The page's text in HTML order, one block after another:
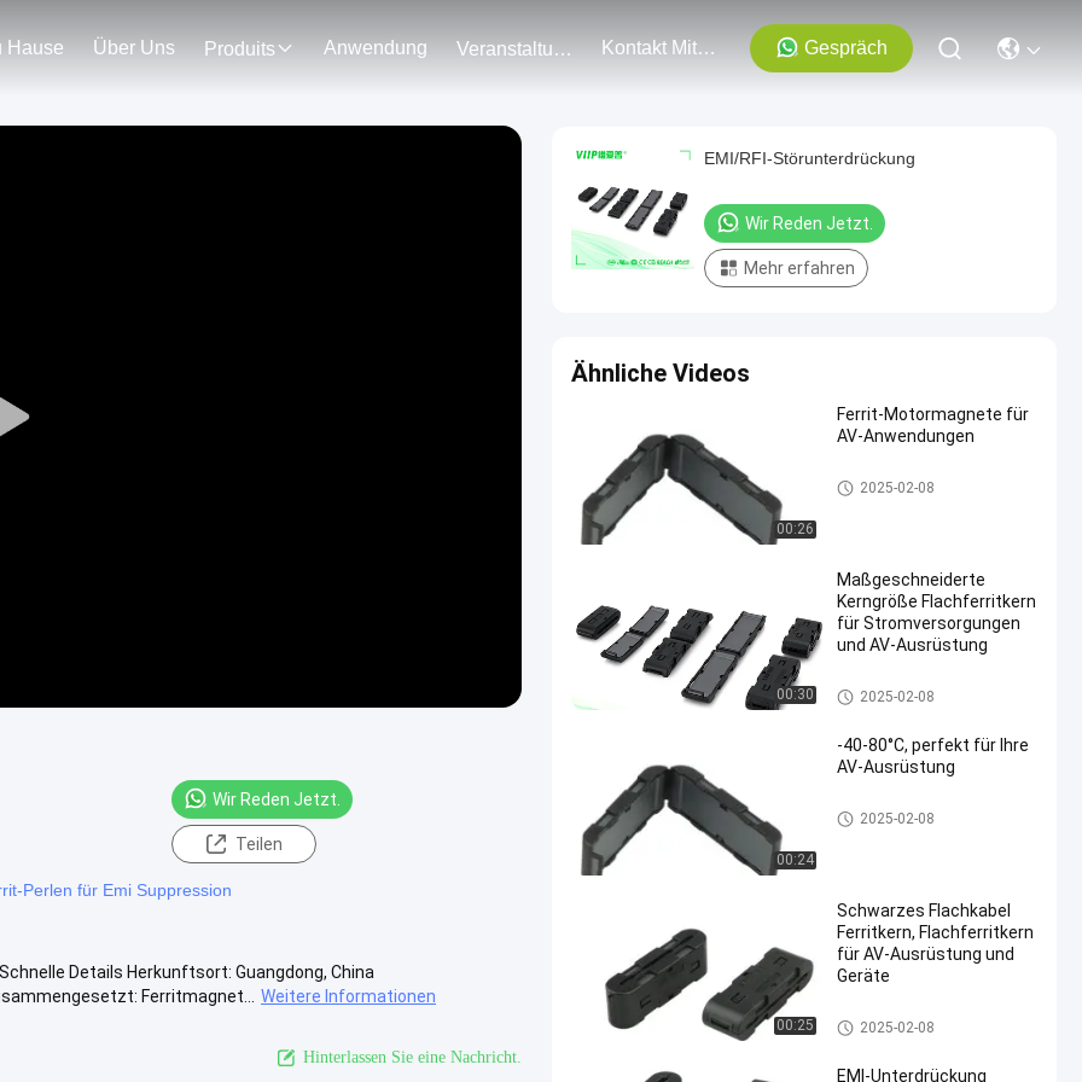
Hause Über Uns Produits Anwendung Veranstaltungen Kontakt Mit Uns Gespräch
Play
Wir Reden Jetzt.
Teilen
Perlen für Emi Suppression
Details Herkunftsort: Guangdong, China
Ferritmagnet...
Weitere Informationen
Hinterlassen Sie eine Nachricht.
EMI/RFI-Störunterdrückung
Wir Reden Jetzt.
Mehr erfahren
Ähnliche Videos
00:26
Ferrit-Motormagnete für
AV-Anwendungen
Flacher Ferrit-Kern
2025-02-08
00:30
Maßgeschneiderte
Kerngröße Flachferritkern
für Stromversorgungen
und AV-Ausrüstung
Flacher Ferrit-Kern
2025-02-08
00:24
-40-80°C, perfekt für Ihre
AV-Ausrüstung
Flacher Ferrit-Kern
2025-02-08
00:25
Schwarzes Flachkabel
Ferritkern, Flachferritkern
für AV-Ausrüstung und
Geräte
Flacher Ferrit-Kern
2025-02-08
EMI-Unterdrückung